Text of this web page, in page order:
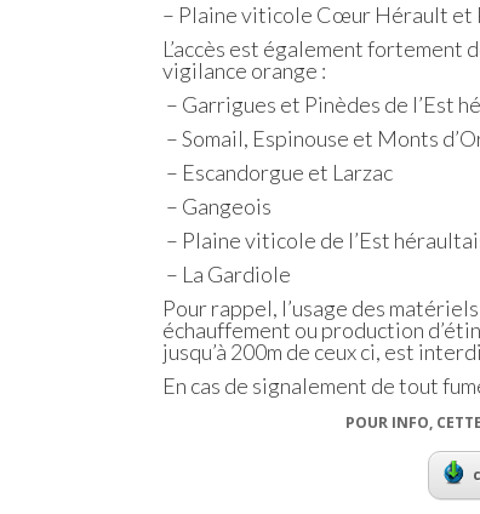
– Plaine viticole Cœur Hérault et
L’accès est également
vigilance orange :
– Garrigues et Pinèdes de l’Est
– Somail, Espinouse et Monts
– Escandorgue et Larzac
– Gangeois
– Plaine viticole de l’Est
– La Gardiole
Pour rappel, l’usage des
échauffement ou production
jusqu’à 200m de ceux ci, est
En cas de signalement de tout
POUR INFO,